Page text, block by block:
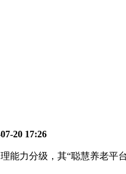
20 17:26
力分级，其“聪慧养老平